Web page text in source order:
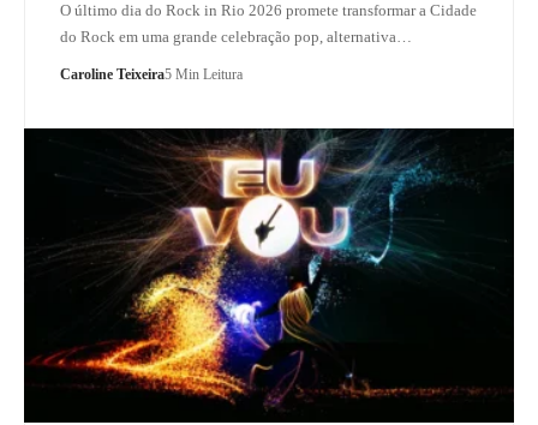
O último dia do Rock in Rio 2026 promete transformar a Cidade
do Rock em uma grande celebração pop, alternativa…
Caroline Teixeira5 Min Leitura